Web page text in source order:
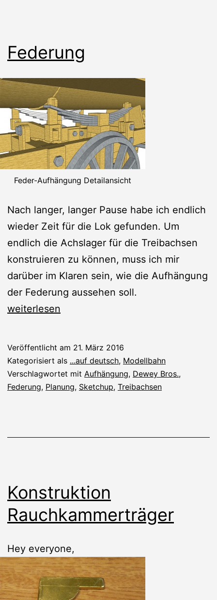
Federung
Feder-Aufhängung Detailansicht
Nach langer, langer Pause habe ich endlich
wieder Zeit für die Lok gefunden. Um
endlich die Achslager für die Treibachsen
konstruieren zu können, muss ich mir
darüber im Klaren sein, wie die Aufhängung
der Federung aussehen soll.
Federung
weiterlesen
Veröffentlicht am 21. März 2016
Kategorisiert als ...auf deutsch, Modellbahn
Verschlagwortet mit Aufhängung, Dewey Bros.,
Federung, Planung, Sketchup, Treibachsen
Konstruktion
Rauchkammerträger
Hey everyone,